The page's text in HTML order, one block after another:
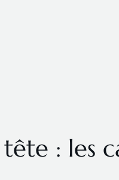
: les